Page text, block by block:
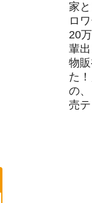
家
ロ
20
輩出
物
た
の
売